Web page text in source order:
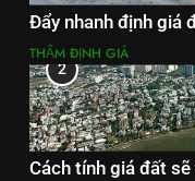
Đẩy nhanh định giá
THẨM ĐỊNH GIÁ
2
Cách tính giá đất